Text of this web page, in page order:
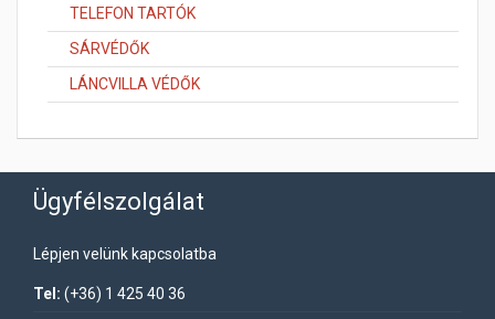
TELEFON TARTÓK
SÁRVÉDŐK
LÁNCVILLA VÉDŐK
Ügyfélszolgálat
Lépjen velünk kapcsolatba
Tel: (+36) 1 425 40 36